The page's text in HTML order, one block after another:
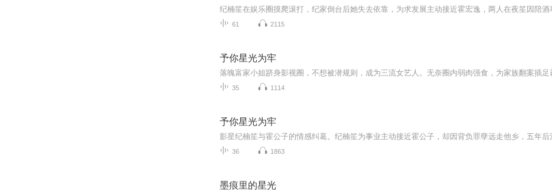
61 2115
予你星光为牢
35 1114
予你星光为牢
36 1863
墨痕里的星光